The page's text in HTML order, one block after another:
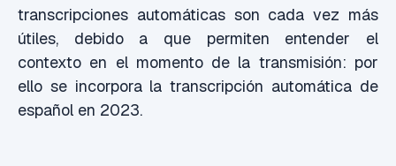
transcripciones automáticas son cada vez más
útiles, debido a que permiten entender el
contexto en el momento de la transmisión: por
ello se incorpora la transcripción automática de
español en 2023.